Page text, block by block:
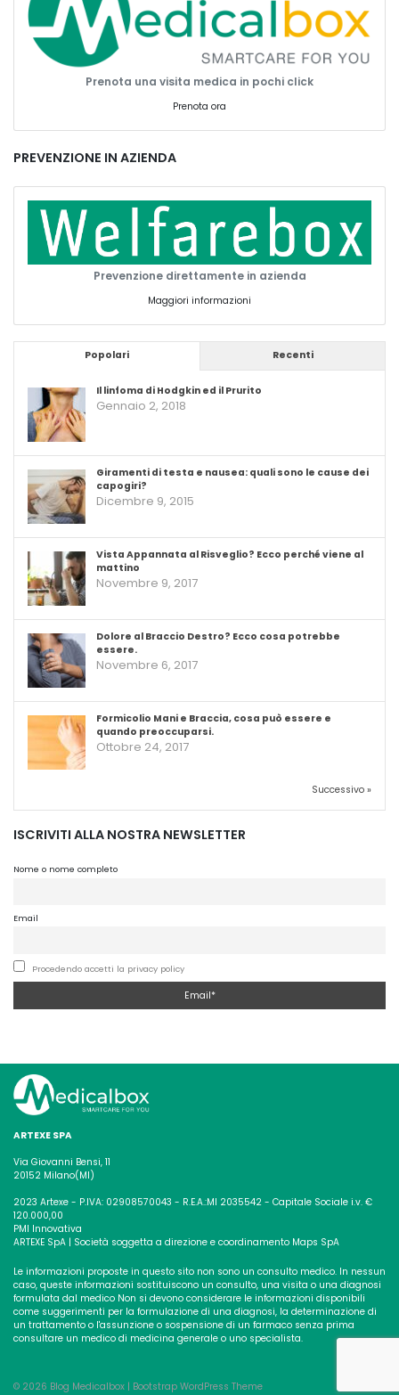
Prenota una visita medica in pochi click
Prenota ora
PREVENZIONE IN AZIENDA
Prevenzione direttamente in azienda
Maggiori informazioni
Popolari Recenti
Il linfoma di Hodgkin ed il Prurito
Gennaio 2, 2018
Giramenti di testa e nausea: quali sono le cause dei
capogiri?
Dicembre 9, 2015
Vista Appannata al Risveglio? Ecco perché viene al
mattino
Novembre 9, 2017
Dolore al Braccio Destro? Ecco cosa potrebbe
essere.
Novembre 6, 2017
Formicolio Mani e Braccia, cosa può essere e
quando preoccuparsi.
Ottobre 24, 2017
Successivo »
ISCRIVITI ALLA NOSTRA NEWSLETTER
Nome o nome completo
Email
Procedendo accetti la privacy policy
ARTEXE SPA
Via Giovanni Bensi, 11
20152 Milano(MI)
2023 Artexe - P.IVA: 02908570043 - R.E.A.:MI 2035542 - Capitale Sociale i.v. €
120.000,00
PMI Innovativa
ARTEXE SpA | Società soggetta a direzione e coordinamento Maps SpA
Le informazioni proposte in questo sito non sono un consulto medico. In nessun
caso, queste informazioni sostituiscono un consulto, una visita o una diagnosi
formulata dal medico Non si devono considerare le informazioni disponibili
come suggerimenti per la formulazione di una diagnosi, la determinazione di
un trattamento o l'assunzione o sospensione di un farmaco senza prima
consultare un medico di medicina generale o uno specialista.
© 2026 Blog Medicalbox | Bootstrap WordPress Theme